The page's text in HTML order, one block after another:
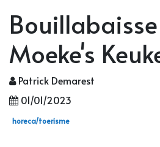
Moeke's
Patrick Demarest
01/01/2023
horeca/toerisme